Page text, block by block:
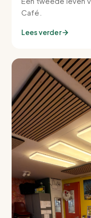
Café.
Lees verder